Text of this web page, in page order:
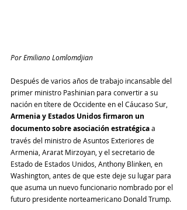
Por Emiliano Lomlomdjian
Después de varios años de trabajo incansable del
primer ministro Pashinian para convertir a su
nación en títere de Occidente en el Cáucaso Sur,
Armenia y Estados Unidos firmaron un
documento sobre asociación estratégica a
través del ministro de Asuntos Exteriores de
Armenia, Ararat Mirzoyan, y el secretario de
Estado de Estados Unidos, Anthony Blinken, en
Washington, antes de que este deje su lugar para
que asuma un nuevo funcionario nombrado por el
futuro presidente norteamericano Donald Trump.